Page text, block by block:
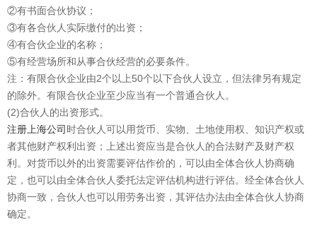
②有书面合伙协议；
③有各合伙人实际缴付的出资；
④有合伙企业的名称；
⑤有经营场所和从事合伙经营的必要条件。
注：有限合伙企业由2个以上50个以下合伙人设立，但法律另有规定
的除外。有限合伙企业至少应当有一个普通合伙人。
(2)合伙人的出资形式。
注册上海公司 时合伙人可以用货币、实物、土地使用权、知识产权或
者其他财产权利出资；上述出资应当是合伙人的合法财产及财产权
利。对货币以外的出资需要评估作价的，可以由全体合伙人协商确
定，也可以由全体合伙人委托法定评估机构进行评估。经全体合伙人
协商一致，合伙人也可以用劳务出资，其评估办法由全体合伙人协商
确定。